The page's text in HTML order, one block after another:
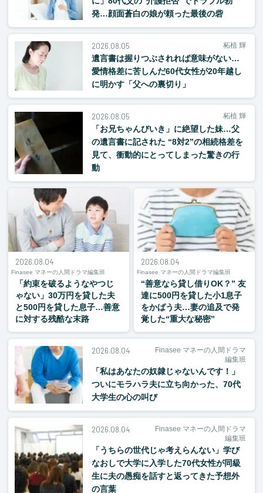
発…顔面蒼白の娘が頼った最後の砦
2026.08.05 柘植 輝
遺言書は握りつぶされれば意味がない…
愛情格差に苦しんだ60代女性が20年越し
に明かす「父への裏切り」
2026.08.05 柘植 輝
「お兄ちゃんびいき」に絶望した妹…父
の遺言書に記された “8対2”の相続格差を
見て、衝動的にとってしまった驚きの行
動
2026.08.04
Finasee マネーの人間ドラマ編集班
「約束を破るようなやつじ
ゃない」30万円を貸した夫
と500円を貸した息子…善意
に対する残酷な末路
2026.08.04
Finasee マネーの人間ドラマ編集班
“善意なら貸し借りOK？” 友
達に500円を貸した小1息子
をかばう夫…妻の追及で発
覚した“重大な秘密”
2026.08.04
Finasee マネーの人間ドラマ
編集班
「私はあなたの奴隷じゃないんです！」
ついにモラハラ夫に立ち向かった、70代
大学生の心の叫び
2026.08.04
Finasee マネーの人間ドラマ
編集班
「うちらの世代じゃ考えらんない」学び
なおしで大学に入学した70代女性が同級
生に夫の愚痴を話すと返ってきた予想外
の言葉